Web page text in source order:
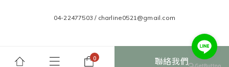
聯絡我們
04-22477503 / charline0521@gmail.com